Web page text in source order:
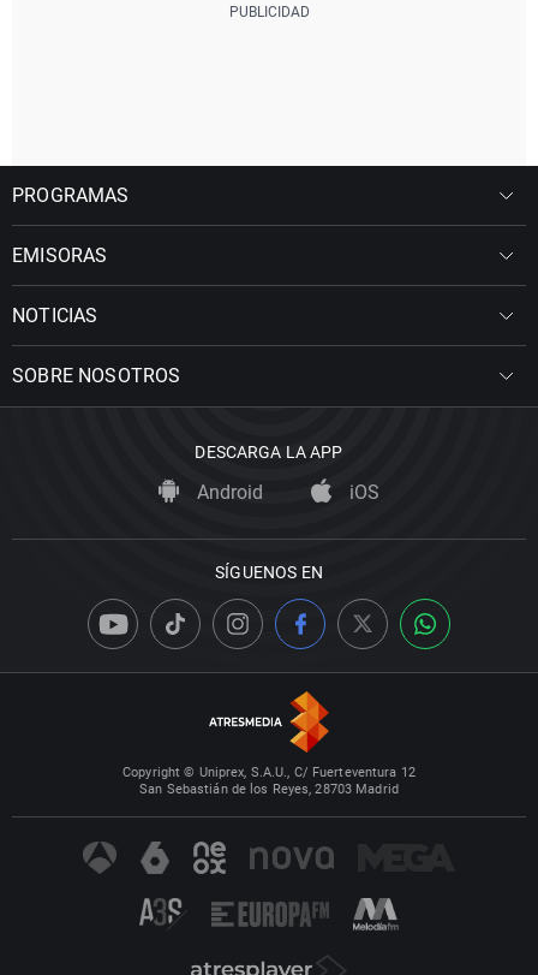
PROGRAMAS
EMISORAS
NOTICIAS
SOBRE NOSOTROS
DESCARGA LA APP
Android iOS
SÍGUENOS EN
Copyright © Uniprex, S.A.U., C/ Fuerteventura 12
San Sebastián de los Reyes, 28703 Madrid